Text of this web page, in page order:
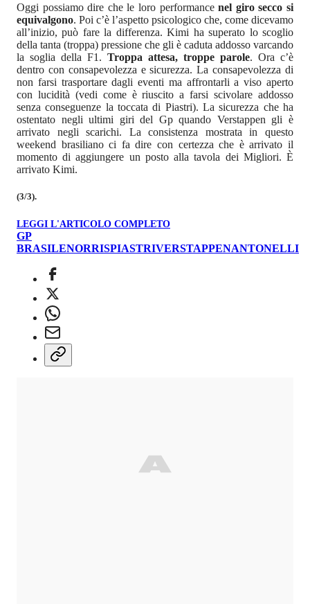
Oggi possiamo dire che le loro performancenel giro secco si
equivalgono. Poi c’è l’aspetto psicologico che, come dicevamo
all’inizio, può fare la differenza. Kimi ha superato lo scoglio
della tanta (troppa) pressione che gli è caduta addosso varcando
la soglia della F1. Troppa attesa, troppe parole. Ora c’è
dentro con consapevolezza e sicurezza. La consapevolezza di
non farsi trasportare dagli eventi ma affrontarli a viso aperto
con lucidità (vedi come è riuscito a farsi scivolare addosso
senza conseguenze la toccata di Piastri). La sicurezza che ha
ostentato negli ultimi giri del Gp quando Verstappen gli è
arrivato negli scarichi. La consistenza mostrata in questo
weekend brasiliano ci fa dire con certezza che è arrivato il
momento di aggiungere un posto alla tavola dei Migliori. È
arrivato Kimi.
(3/3).
LEGGI L'ARTICOLO COMPLETO
GP
BRASILENORRISPIASTRIVERSTAPPENANTONELLI